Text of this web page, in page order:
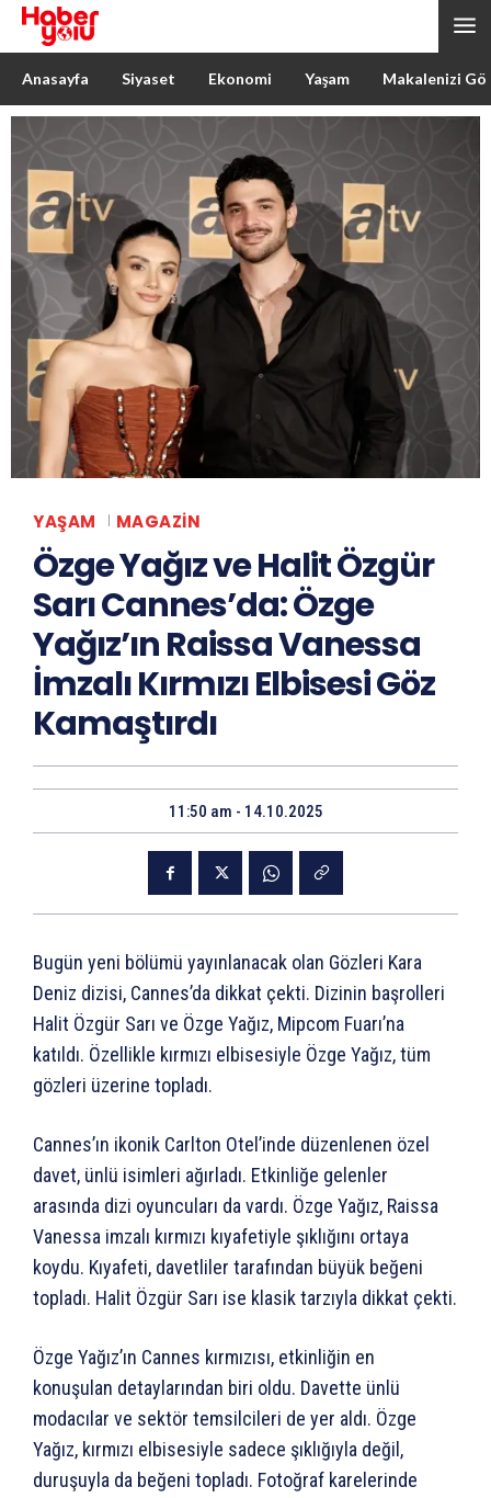
Anasayfa Siyaset Ekonomi Yaşam Makalenizi
YAŞAM MAGAZIN
Özge Yağız ve Halit Özgür
Sarı Cannes’da: Özge
Yağız’ın Raissa Vanessa
İmzalı Kırmızı Elbisesi Göz
Kamaştırdı
11:50 am - 14.10.2025
Bugün yeni bölümü yayınlanacak olan Gözleri Kara
Deniz dizisi, Cannes’da dikkat çekti. Dizinin başrolleri
Halit Özgür Sarı ve Özge Yağız, Mipcom Fuarı’na
katıldı. Özellikle kırmızı elbisesiyle Özge Yağız, tüm
gözleri üzerine topladı.
Cannes’ın ikonik Carlton Otel’inde düzenlenen özel
davet, ünlü isimleri ağırladı. Etkinliğe gelenler
arasında dizi oyuncuları da vardı. Özge Yağız, Raissa
Vanessa imzalı kırmızı kıyafetiyle şıklığını ortaya
koydu. Kıyafeti, davetliler tarafından büyük beğeni
topladı. Halit Özgür Sarı ise klasik tarzıyla dikkat çekti.
Özge Yağız’ın Cannes kırmızısı, etkinliğin en
konuşulan detaylarından biri oldu. Davette ünlü
modacılar ve sektör temsilcileri de yer aldı. Özge
Yağız, kırmızı elbisesiyle sadece şıklığıyla değil,
duruşuyla da beğeni topladı. Fotoğraf karelerinde